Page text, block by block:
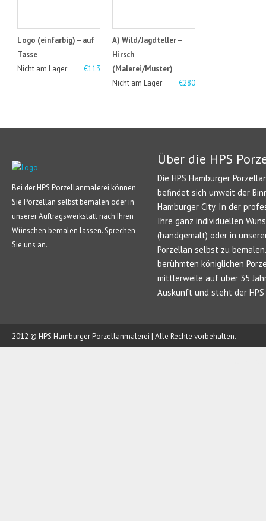
Logo (einfarbig) – auf
Tasse
€113
Nicht am Lager
A) Wild/Jagdteller –
Hirsch
(Malerei/Muster)
€280
Nicht am Lager
Bei der HPS Porzellanmalerei können
Sie Porzellan selbst bemalen oder in
unserer Auftragswerkstatt nach Ihren
Wünschen bemalen lassen. Sprechen
Sie uns an.
Über die HPS
Die HPS Hamburger
befindet sich unweit der
Hamburger City. In der
Ihre ganz individuellen
(handgemalt) oder in
Porzellan selbst zu
berühmten königlichen
mittlerweile auf über 35
Auskunft und steht der
2012 © HPS Hamburger Porzellanmalerei | Alle Rechte vorbehalten.